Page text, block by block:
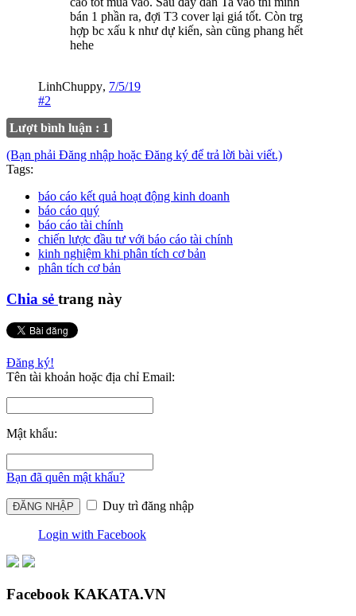
bán 1 phần ra, đợi T3 cover lại giá tốt. Còn trg
hợp bc xấu k như dự kiến, sàn cũng phang hết
hehe
LinhChuppy, 7/5/19
#2
Lượt bình luận : 1
(Bạn phải Đăng nhập hoặc Đăng ký để trả lời bài viết.)
Tags:
báo cáo kết quả hoạt động kinh doanh
báo cáo quý
báo cáo tài chính
chiến lược đầu tư với báo cáo tài chính
kinh nghiệm khi phân tích cơ bản
phân tích cơ bản
Chia sẻ trang này
Đăng ký!
Tên tài khoản hoặc địa chỉ Email:
Mật khẩu:
Bạn đã quên mật khẩu?
Duy trì đăng nhập
Login with Facebook
Facebook KAKATA.VN